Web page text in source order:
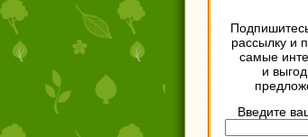
рассылку и
самые
и
Введите